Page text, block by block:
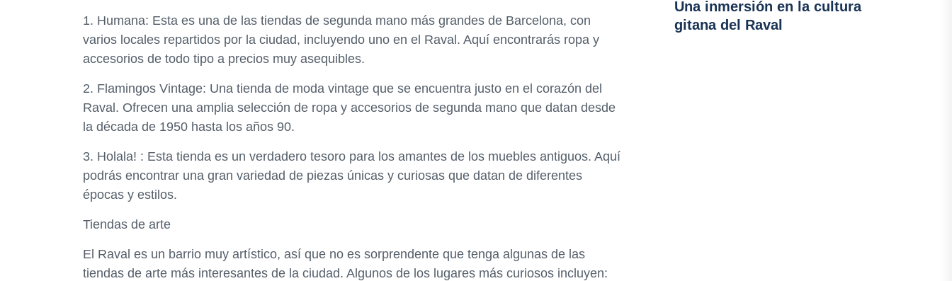
1. Humana: Esta es una de las tiendas de segunda mano más grandes de Barcelona, con
varios locales repartidos por la ciudad, incluyendo uno en el Raval. Aquí encontrarás ropa y
accesorios de todo tipo a precios muy asequibles.
2. Flamingos Vintage: Una tienda de moda vintage que se encuentra justo en el corazón del
Raval. Ofrecen una amplia selección de ropa y accesorios de segunda mano que datan desde
la década de 1950 hasta los años 90.
3. Holala! : Esta tienda es un verdadero tesoro para los amantes de los muebles antiguos. Aquí
podrás encontrar una gran variedad de piezas únicas y curiosas que datan de diferentes
épocas y estilos.
Tiendas de arte
El Raval es un barrio muy artístico, así que no es sorprendente que tenga algunas de las
tiendas de arte más interesantes de la ciudad. Algunos de los lugares más curiosos incluyen:
Una inmersión en la cultura
gitana del Raval